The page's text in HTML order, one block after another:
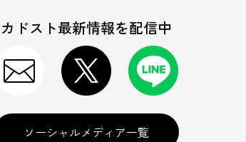
カドスト最新情報を配信中
ソーシャルメディア一覧